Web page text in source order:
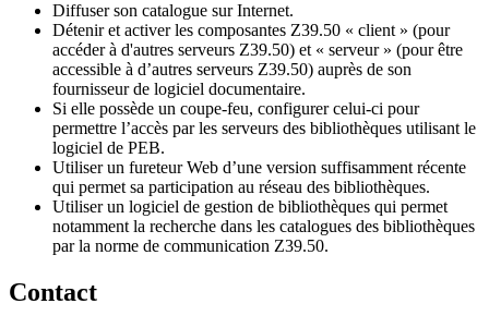
Diffuser son catalogue sur Internet.
Détenir et activer les composantes Z39.50 « client » (pour
accéder à d'autres serveurs Z39.50) et « serveur » (pour être
accessible à d’autres serveurs Z39.50) auprès de son
fournisseur de logiciel documentaire.
Si elle possède un coupe-feu, configurer celui-ci pour
permettre l’accès par les serveurs des bibliothèques utilisant le
logiciel de PEB.
Utiliser un fureteur Web d’une version suffisamment récente
qui permet sa participation au réseau des bibliothèques.
Utiliser un logiciel de gestion de bibliothèques qui permet
notamment la recherche dans les catalogues des bibliothèques
par la norme de communication Z39.50.
Contact